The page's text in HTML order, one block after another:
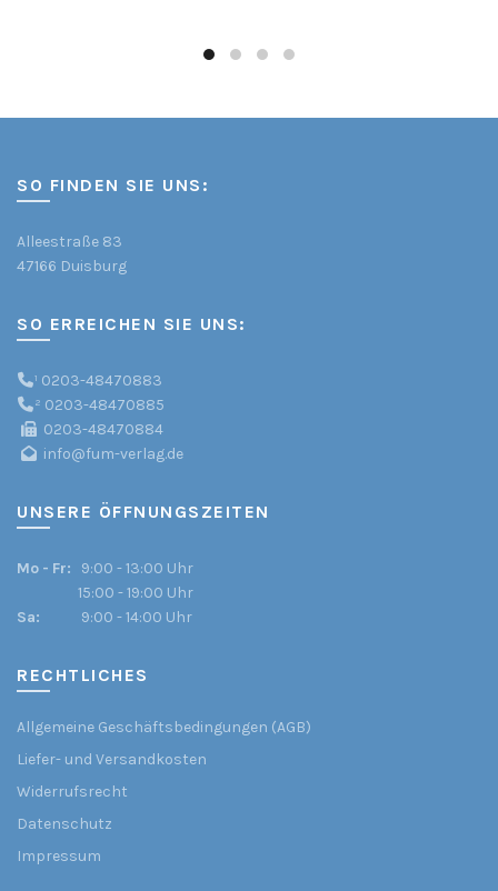
SO FINDEN SIE UNS:
Alleestraße 83
47166 Duisburg
SO ERREICHEN SIE UNS:
¹ 0203-48470883
² 0203-48470885
0203-48470884
info@fum-verlag.de
UNSERE ÖFFNUNGSZEITEN
Mo - Fr:
9:00 - 13:00 Uhr
15:00 - 19:00 Uhr
Sa:
9:00 - 14:00 Uhr
RECHTLICHES
Allgemeine Geschäftsbedingungen (AGB)
Liefer- und Versandkosten
Widerrufsrecht
Datenschutz
Impressum